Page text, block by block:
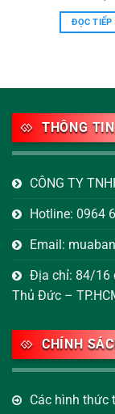
15kW/ĐỌC TIẾP
THÔNG
CÔNG TY
Hotline: 0964
Email:
Địa chỉ: 84/16
Thủ Đức –
CHÍNH
Các hình thức